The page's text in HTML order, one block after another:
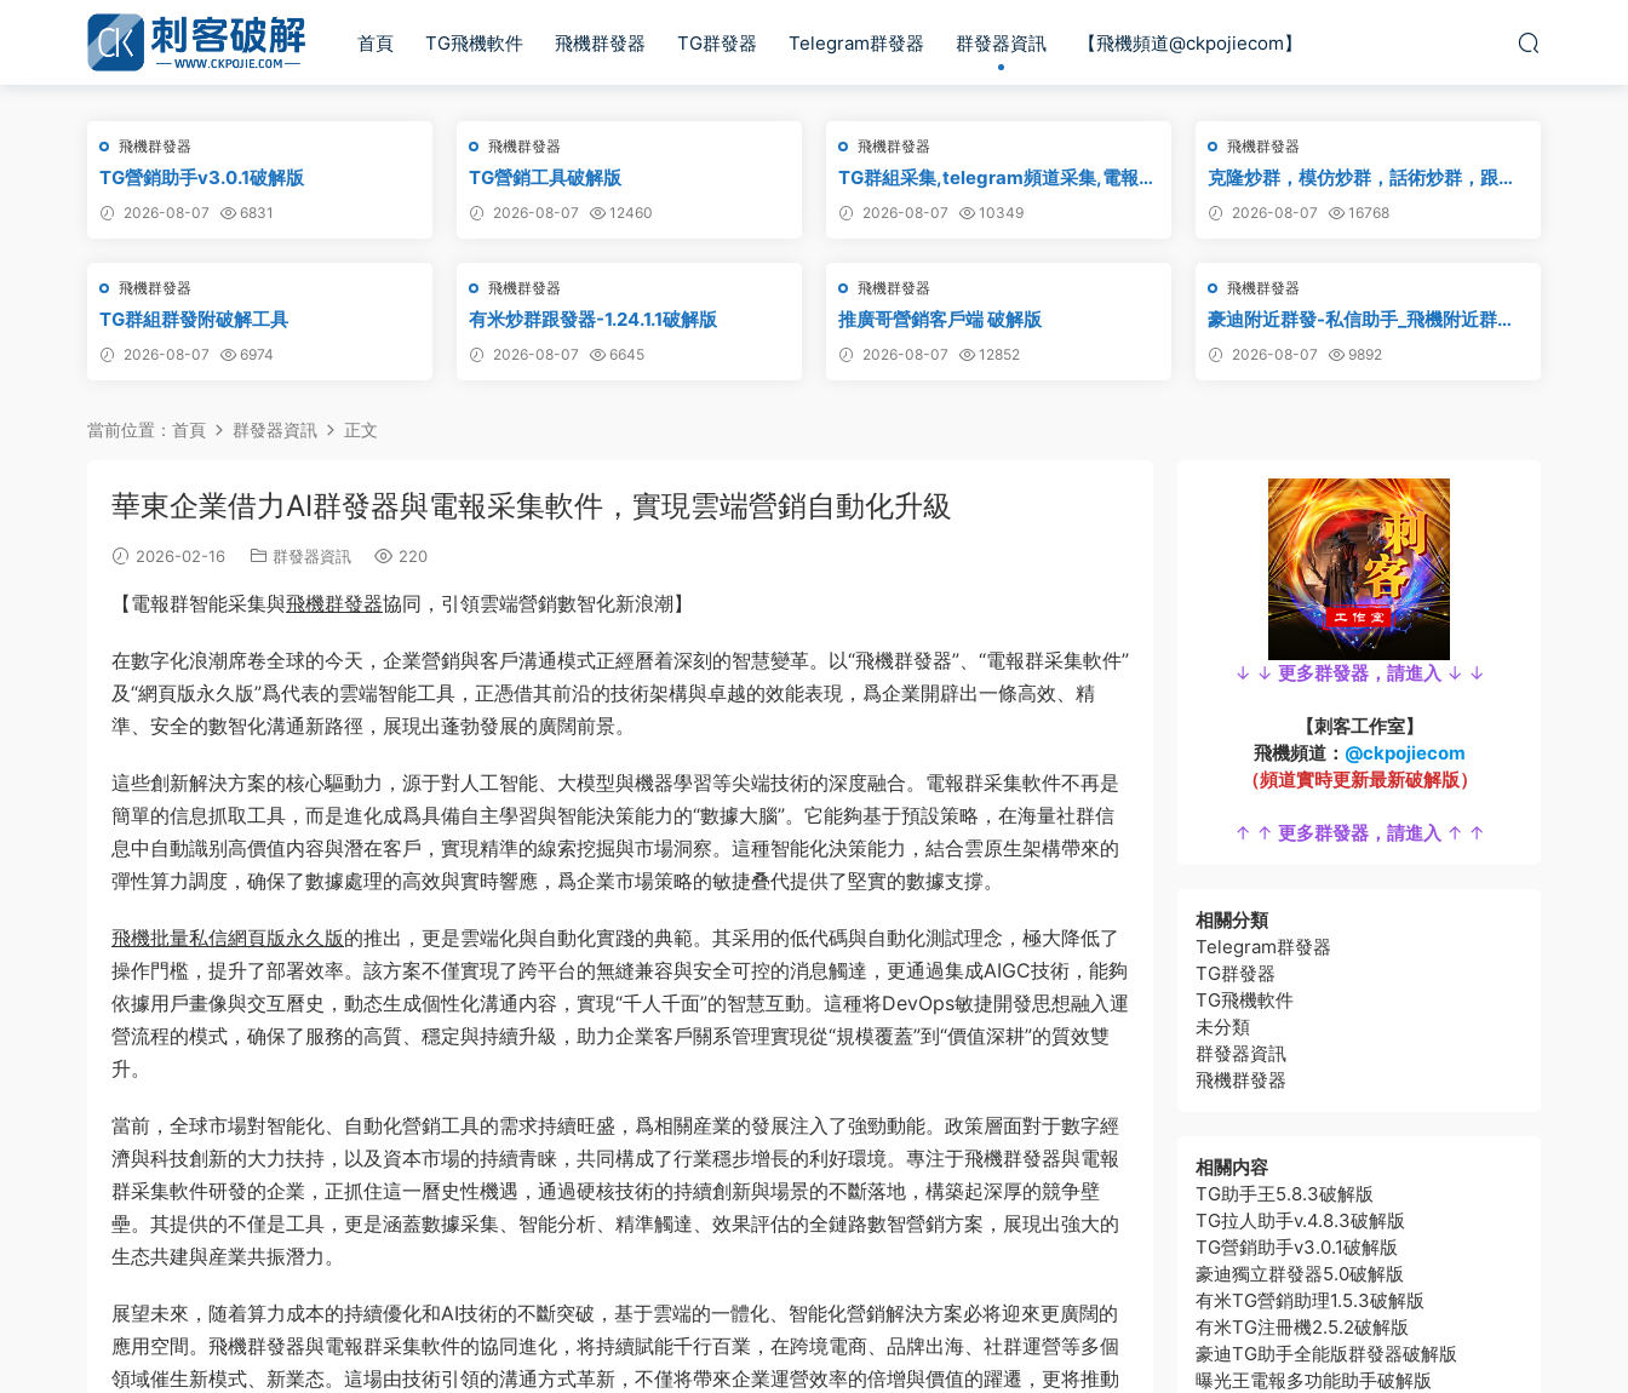
首頁 TG飛機軟件 飛機群發器 TG群發器 Telegram群發器 群發器資訊 【飛機頻道@ckpojiecom】
飛機群發器
TG營銷助手v3.0.1破解版
2026-08-07 6831
飛機群發器
TG營銷工具破解版
2026-08-07 12460
飛機群發器
TG群組采集,telegram頻道采集,電報群
鏈接采集,飛機頻道鏈接采集,群組采集,
頻道采集,群鏈接采集,頻道鏈接采集,群
2026-08-07 10349
飛機群發器
克隆炒群，模仿炒群，話術炒群，跟發
炒群，自動炒群 破解版 – 群發器 群發軟
件 TG群發器 飛機群發器 飛機群發軟件
2026-08-07 16768
飛機群發器
TG群組群發附破解工具
2026-08-07 6974
飛機群發器
有米炒群跟發器-1.24.1.1破解版
2026-08-07 6645
飛機群發器
推廣哥營銷客戶端 破解版
2026-08-07 12852
飛機群發器
豪迪附近群發-私信助手_飛機附近群
發,TG電報附近私信,telegram附近群發
2026-08-07 9892
當前位置： 首頁 群發器資訊 正文
華東企業借力AI群發器與電報采集軟件，實現雲端營銷自動化升級
2026-02-16 群發器資訊 220
【電報群智能采集與飛機群發器協同，引領雲端營銷數智化新浪潮】
在數字化浪潮席卷全球的今天，企業營銷與客戶溝通模式正經曆着深刻的智慧變革。以“飛機群發器”、“電報群采集軟件”
及“網頁版永久版”爲代表的雲端智能工具，正憑借其前沿的技術架構與卓越的效能表現，爲企業開辟出一條高效、精
準、安全的數智化溝通新路徑，展現出蓬勃發展的廣闊前景。
這些創新解決方案的核心驅動力，源于對人工智能、大模型與機器學習等尖端技術的深度融合。電報群采集軟件不再是
簡單的信息抓取工具，而是進化成爲具備自主學習與智能決策能力的“數據大腦”。它能夠基于預設策略，在海量社群信
息中自動識别高價值内容與潛在客戶，實現精準的線索挖掘與市場洞察。這種智能化決策能力，結合雲原生架構帶來的
彈性算力調度，确保了數據處理的高效與實時響應，爲企業市場策略的敏捷叠代提供了堅實的數據支撐。
飛機批量私信網頁版永久版的推出，更是雲端化與自動化實踐的典範。其采用的低代碼與自動化測試理念，極大降低了
操作門檻，提升了部署效率。該方案不僅實現了跨平台的無縫兼容與安全可控的消息觸達，更通過集成AIGC技術，能夠
依據用戶畫像與交互曆史，動态生成個性化溝通内容，實現“千人千面”的智慧互動。這種将DevOps敏捷開發思想融入運
營流程的模式，确保了服務的高質、穩定與持續升級，助力企業客戶關系管理實現從“規模覆蓋”到“價值深耕”的質效雙
升。
當前，全球市場對智能化、自動化營銷工具的需求持續旺盛，爲相關産業的發展注入了強勁動能。政策層面對于數字經
濟與科技創新的大力扶持，以及資本市場的持續青睐，共同構成了行業穩步增長的利好環境。專注于飛機群發器與電報
群采集軟件研發的企業，正抓住這一曆史性機遇，通過硬核技術的持續創新與場景的不斷落地，構築起深厚的競争壁
壘。其提供的不僅是工具，更是涵蓋數據采集、智能分析、精準觸達、效果評估的全鏈路數智營銷方案，展現出強大的
生态共建與産業共振潛力。
展望未來，随着算力成本的持續優化和AI技術的不斷突破，基于雲端的一體化、智能化營銷解決方案必将迎來更廣闊的
應用空間。飛機群發器與電報群采集軟件的協同進化，将持續賦能千行百業，在跨境電商、品牌出海、社群運營等多個
領域催生新模式、新業态。這場由技術引領的溝通方式革新，不僅将帶來企業運營效率的倍增與價值的躍遷，更将推動
↓ ↓ 更多群發器，請進入 ↓ ↓
【刺客工作室】
飛機頻道： @ckpojiecom
（頻道實時更新最新破解版）
↑ ↑ 更多群發器，請進入 ↑ ↑
相關分類
Telegram群發器
TG群發器
TG飛機軟件
未分類
群發器資訊
飛機群發器
相關内容
TG助手王5.8.3破解版
TG拉人助手v.4.8.3破解版
TG營銷助手v3.0.1破解版
豪迪獨立群發器5.0破解版
有米TG營銷助理1.5.3破解版
有米TG注冊機2.5.2破解版
豪迪TG助手全能版群發器破解版
曝光王電報多功能助手破解版